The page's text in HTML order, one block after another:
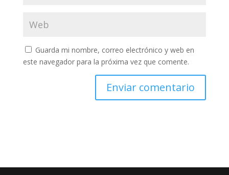
Guarda mi nombre, correo electrónico y web en
este navegador para la próxima vez que comente.